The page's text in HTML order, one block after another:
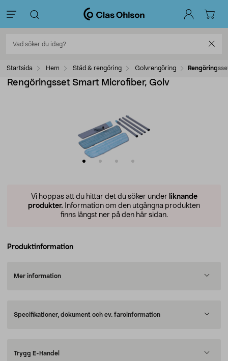
Startsida Hem Städ & rengöring Golvrengöring
Rengöringsset Smart Microfiber, Golv
Vi hoppas att du hittar det du söker under liknande
produkter. Information om den utgångna produkten
finns längst ner på den här sidan.
Produktinformation
Mer information
Specifikationer, dokument och ev. faroinformation
Trygg E-Handel